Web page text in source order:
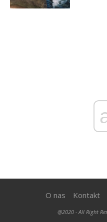
O nas Kontakt
@2020 - All Right